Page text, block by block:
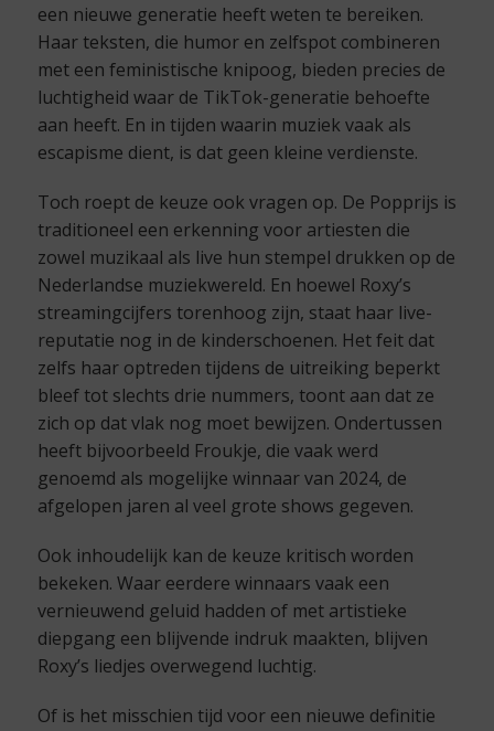
een nieuwe generatie heeft weten te bereiken.
Haar teksten, die humor en zelfspot combineren
met een feministische knipoog, bieden precies de
luchtigheid waar de TikTok-generatie behoefte
aan heeft. En in tijden waarin muziek vaak als
escapisme dient, is dat geen kleine verdienste.
Toch roept de keuze ook vragen op. De Popprijs is
traditioneel een erkenning voor artiesten die
zowel muzikaal als live hun stempel drukken op de
Nederlandse muziekwereld. En hoewel Roxy’s
streamingcijfers torenhoog zijn, staat haar live-
reputatie nog in de kinderschoenen. Het feit dat
zelfs haar optreden tijdens de uitreiking beperkt
bleef tot slechts drie nummers, toont aan dat ze
zich op dat vlak nog moet bewijzen. Ondertussen
heeft bijvoorbeeld Froukje, die vaak werd
genoemd als mogelijke winnaar van 2024, de
afgelopen jaren al veel grote shows gegeven.
Ook inhoudelijk kan de keuze kritisch worden
bekeken. Waar eerdere winnaars vaak een
vernieuwend geluid hadden of met artistieke
diepgang een blijvende indruk maakten, blijven
Roxy’s liedjes overwegend luchtig.
Of is het misschien tijd voor een nieuwe definitie